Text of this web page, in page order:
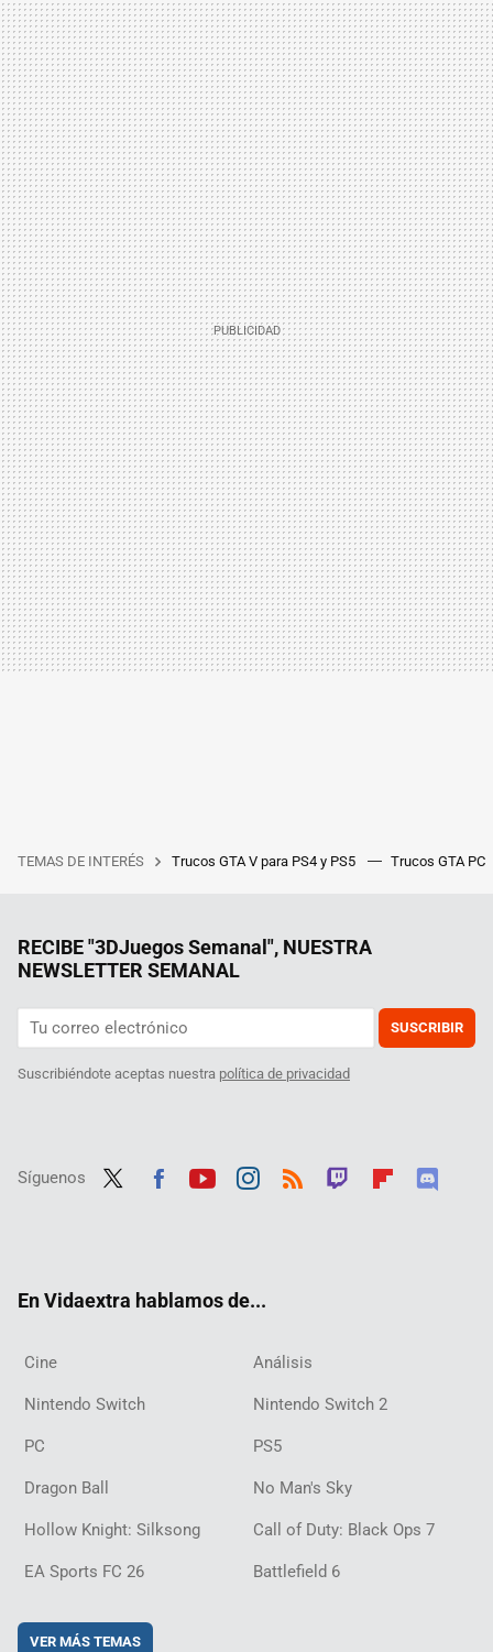
MAIL
TEMAS DE INTERÉS Trucos GTA V para PS4 y PS5 Trucos GTA PC
RECIBE "3DJuegos Semanal", NUESTRA
NEWSLETTER SEMANAL
SUSCRIBIR
Suscribiéndote aceptas nuestra política de privacidad
Síguenos
En Vidaextra hablamos de...
Cine Análisis
Nintendo Switch Nintendo Switch 2
PC PS5
Dragon Ball No Man's Sky
Hollow Knight: Silksong Call of Duty: Black Ops 7
EA Sports FC 26 Battlefield 6
VER MÁS TEMAS